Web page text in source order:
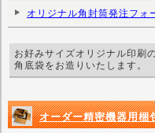
オリジナル角封筒発注フォ
お好みサイズオリジナル印刷
角底袋をお造りいたします。
オーダー精密機器用梱